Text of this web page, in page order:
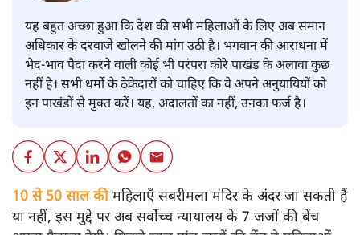
यह बहुत अच्छा हुआ कि देश की सभी महिलाओं के लिए अब समान
अधिकार के दरवाजे खोलने की मांग उठी है। भगवान की आराधना में
भेद-भाव पैदा करने वाली कोई भी परंपरा कोरे पाखंड के अलावा कुछ
नहीं है। सभी धर्मों के ठेकेदारों को चाहिए कि वे अपने अनुयायियों को
इन पाखंडों से मुक्त करें। यह, अदालतों का नहीं, उनका फर्ज है।
10 से 50 साल कीमहिलाएँ सबरीमला मंदिर के अंदर जा सकती हैं
या नहीं, इस मुद्दे पर अब सर्वोच्च न्यायालय के 7 जजों की बेंच